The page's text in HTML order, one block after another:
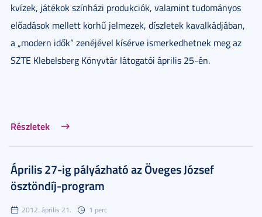
kvízek, játékok színházi produkciók, valamint tudományos
előadások mellett korhű jelmezek, díszletek kavalkádjában,
a „modern idők” zenéjével kísérve ismerkedhetnek meg az
SZTE Klebelsberg Könyvtár látogatói április 25-én.
Részletek
Április 27-ig pályázható az Öveges József
ösztöndíj-program
2012. április 21. 1 perc